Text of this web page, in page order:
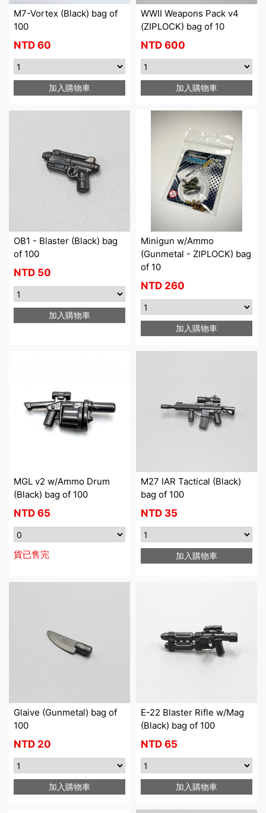
M7-Vortex (Black) bag of
100
NTD 60
加入購物車
WWII Weapons Pack v4
(ZIPLOCK) bag of 10
NTD 600
加入購物車
OB1 - Blaster (Black) bag
of 100
NTD 50
加入購物車
Minigun w/Ammo
(Gunmetal - ZIPLOCK) bag
of 10
NTD 260
加入購物車
MGL v2 w/Ammo Drum
(Black) bag of 100
NTD 65
貨已售完
M27 IAR Tactical (Black)
bag of 100
NTD 35
加入購物車
Glaive (Gunmetal) bag of
100
NTD 20
加入購物車
E-22 Blaster Rifle w/Mag
(Black) bag of 100
NTD 65
加入購物車